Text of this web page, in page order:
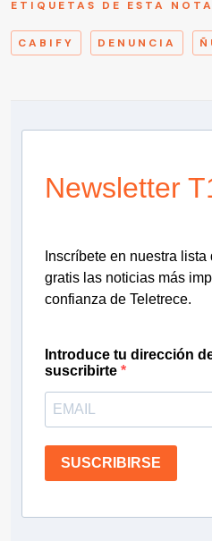
ETIQUETAS DE ESTA NOTA
CABIFY DENUNCIA
Newsletter
Inscríbete en nuestra
gratis las noticias más
confianza de Teletrece.
Introduce tu dirección
suscribirte
SUSCRIBIRSE